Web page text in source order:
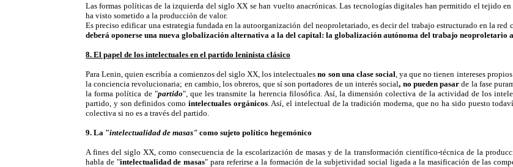
Las formas políticas de la izquierda del siglo XX se han vuelto anacrónicas. Las tecnologías digitales han permitido el tejido
ha visto sometido a la producción de valor.
Es preciso edificar una estrategia fundada en la autoorganización del neoproletariado, es decir del trabajo estructurado en la
deberá oponerse una nueva globalización alternativa a la del capital: la globalización autónoma del trabajo neoproletario
8. El papel de los intelectuales en el partido leninista clásico
Para Lenin, quien escribía a comienzos del siglo XX, los intelectualesno son una clase social , ya que no tienen intereses
la conciencia revolucionaria; en cambio, los obreros, que sí son portadores de un interés social, no pueden pasar de la fase
la forma política de "partido", que les transmite la herencia filosófica. Así, la dimensión colectiva de la actividad de los
partido, y son definidos como intelectuales orgánicos. Así, el intelectual de la tradición moderna, que no ha sido puesto
colectiva si no es a través del partido.
9. La "intelectualidad de masas" como sujeto político hegemónico
A fines del siglo XX, como consecuencia de la escolarización de masas y de la transformación científico-técnica de la
habla de "intelectualidad de masas" para referirse a la formación de la subjetividad social ligada a la masificación de las